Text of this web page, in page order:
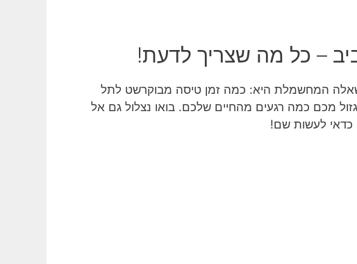
– כל מה שצריך לדעת!
המחשמלת היא: כמה זמן טיסה מבוקרשט לתל
מכם כמה רגעים מהחיים שלכם. בואו נצלול גם אל
כדאי לעשות שם!